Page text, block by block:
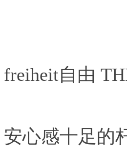
freiheit自由
安心感十足的